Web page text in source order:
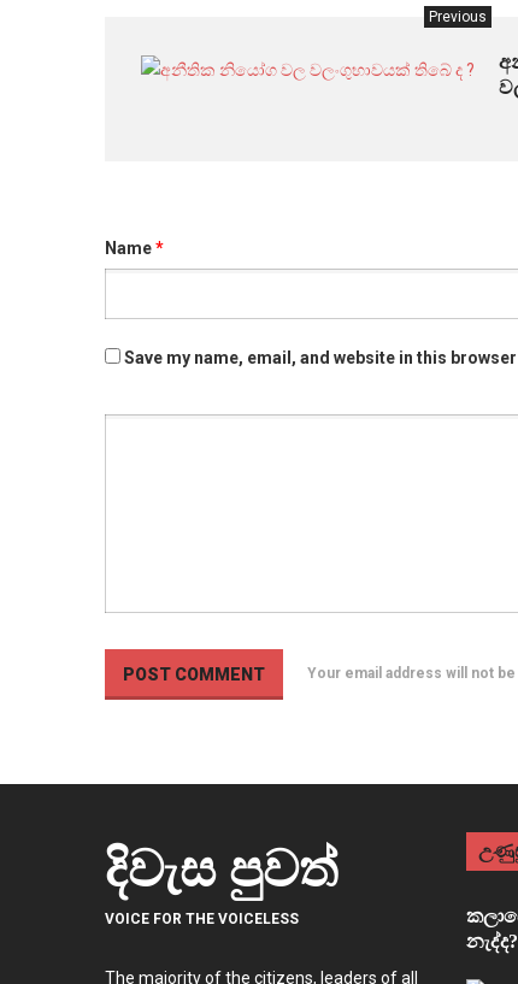
Previous
Name*
Save my name, email, and website in this
Your email address will not
දිවැස පුවත්
VOICE FOR THE VOICELESS
The majority of the citizens, leaders of all
නැද්ද?